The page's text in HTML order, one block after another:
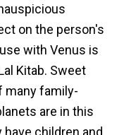
on the person's
with Venus is
Kitab. Sweet
many family-
are in this
children and